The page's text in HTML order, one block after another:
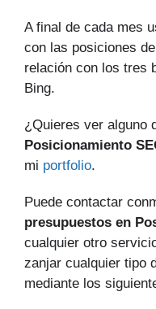
A final de cada mes
con las posiciones
relación con los tres
Bing.
¿Quieres ver alguno
Posicionamiento
mi portfolio.
Puede contactar
presupuestos en
cualquier otro
zanjar cualquier tipo
mediante los